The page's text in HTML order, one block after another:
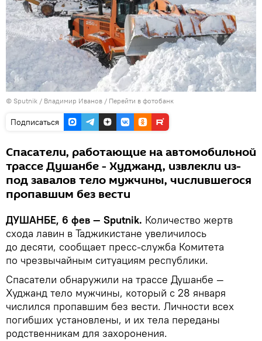
© Sputnik / Владимир Иванов / Перейти в фотобанк
Подписаться
Спасатели, работающие на автомобильной
трассе Душанбе - Худжанд, извлекли из-
под завалов тело мужчины, числившегося
пропавшим без вести
ДУШАНБЕ, 6 фев — Sputnik. Количество жертв
схода лавин в Таджикистане увеличилось
до десяти, сообщает пресс-служба Комитета
по чрезвычайным ситуациям республики.
Спасатели обнаружили на трассе Душанбе —
Худжанд тело мужчины, который с 28 января
числился пропавшим без вести. Личности всех
погибших установлены, и их тела переданы
родственникам для захоронения.